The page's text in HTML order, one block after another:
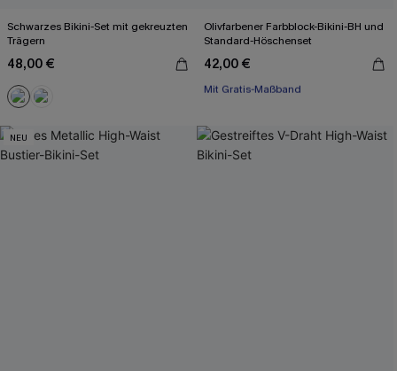
Schwarzes Bikini-Set mit gekreuzten
Trägern
48,00 €
Olivfarbener Farbblock-Bikini-BH und
Standard-Höschenset
42,00 €
Mit Gratis-Maßband
Separate Größen
NEU